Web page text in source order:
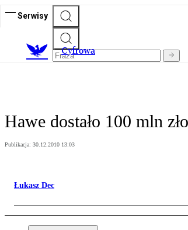
Serwisy
Cyfrowa
Hawe dostało 100 mln
Publikacja: 30.12.2010 13:03
Łukasz Dec